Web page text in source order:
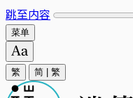
跳至内容
菜单
繁 简 繁